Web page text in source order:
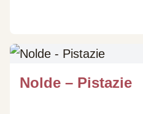
Nolde – Pistazie